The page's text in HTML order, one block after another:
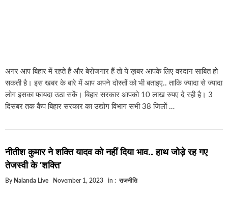
अगर आप बिहार में रहते हैं और बेरोजगार हैं तो ये ख़बर आपके लिए वरदान साबित हो
सकती है। इस खबर के बारे में आप अपने दोस्तों को भी बताइए.. ताकि ज्यादा से ज्यादा
लोग इसका फायदा उठा सकें। बिहार सरकार आपको 10 लाख रुपए दे रही है। 3
दिसंबर तक कैंप बिहार सरकार का उद्योग विभाग सभी 38 जिलों …
नीतीश कुमार ने शक्ति यादव को नहीं दिया भाव.. हाथ जोड़े रह गए
तेजस्वी के ‘शक्ति’
By Nalanda Live November 1, 2023 in : राजनीति